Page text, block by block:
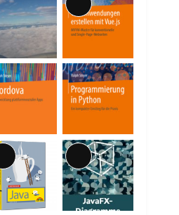
Lange
Beschreibung
Lange
Beschreibung
Lange
Beschreibung